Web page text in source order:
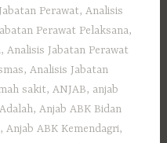
Anjab ABK Perawat,
Analisis Kepegawaian,
,Pelatihan Jabatan
pelatihan anjab abk